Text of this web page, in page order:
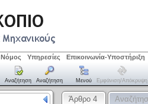
Νόμος Υπηρεσίες Επικοινωνία-Υποστήριξη
Αναζήτηση Αναζήτηση Μενού Εμφάνιση/απόκρυψη
Άρθρο 4